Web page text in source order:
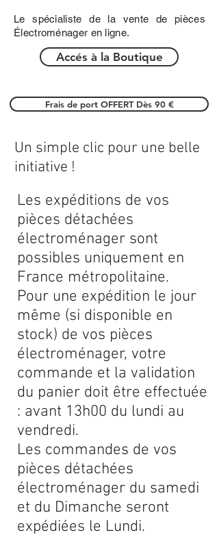
Le spécialiste de la vente de pièces
Électroménager en ligne.
Accés à la Boutique
Frais de port OFFERT Dès 90 €
Les expéditions de vos
pièces détachées
électroménager sont
possibles uniquement en
France métropolitaine.
Pour une expédition le jour
même (si disponible en
stock) de vos pièces
électroménager, votre
commande et la validation
du panier doit être effectuée
: avant 13h00 du lundi au
vendredi.
Les commandes de vos
pièces détachées
électroménager du samedi
et du Dimanche seront
expédiées le Lundi.
Un simple clic pour une belle
initiative !